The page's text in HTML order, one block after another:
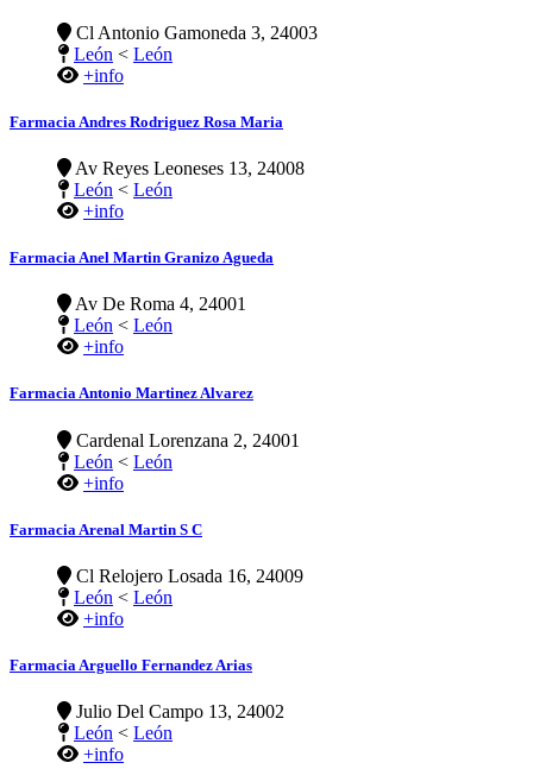
Cl Antonio Gamoneda 3, 24003
León < León
+info
Farmacia Andres Rodriguez Rosa Maria
Av Reyes Leoneses 13, 24008
León < León
+info
Farmacia Anel Martin Granizo Agueda
Av De Roma 4, 24001
León < León
+info
Farmacia Antonio Martinez Alvarez
Cardenal Lorenzana 2, 24001
León < León
+info
Farmacia Arenal Martin S C
Cl Relojero Losada 16, 24009
León < León
+info
Farmacia Arguello Fernandez Arias
Julio Del Campo 13, 24002
León < León
+info